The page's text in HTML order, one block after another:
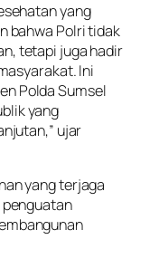
yang
bahwa Polri tidak
tetapi juga hadir
Ini
Polda Sumsel
yang
ujar
yang terjaga